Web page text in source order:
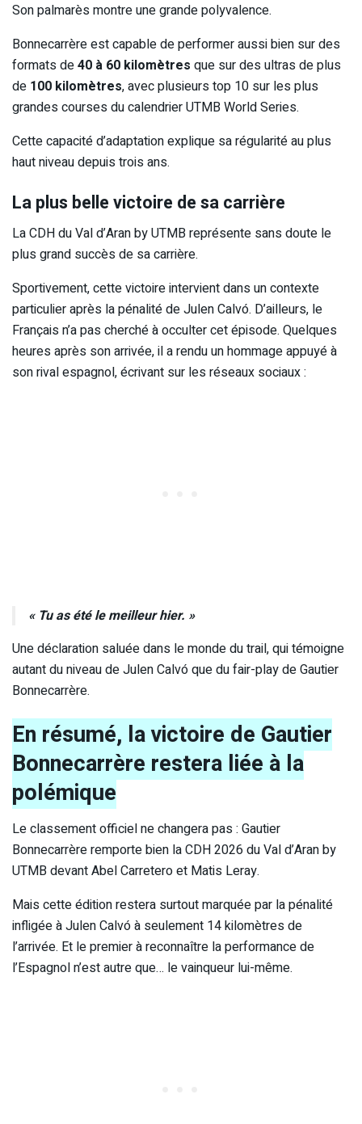
Son palmarès montre une grande polyvalence.
Bonnecarrère est capable de performer aussi bien sur des
formats de40 à 60 kilomètres que sur des ultras de plus
de 100 kilomètres, avec plusieurs top 10 sur les plus
grandes courses du calendrier UTMB World Series.
Cette capacité d’adaptation explique sa régularité au plus
haut niveau depuis trois ans.
La plus belle victoire de sa carrière
La CDH du Val d’Aran by UTMB représente sans doute le
plus grand succès de sa carrière.
Sportivement, cette victoire intervient dans un contexte
particulier après la pénalité de Julen Calvó. D’ailleurs, le
Français n’a pas cherché à occulter cet épisode. Quelques
heures après son arrivée, il a rendu un hommage appuyé à
son rival espagnol, écrivant sur les réseaux sociaux :
« Tu as été le meilleur hier. »
Une déclaration saluée dans le monde du trail, qui témoigne
autant du niveau de Julen Calvó que du fair-play de Gautier
Bonnecarrère.
En résumé, la victoire de Gautier
Bonnecarrère restera liée à la
polémique
Le classement officiel ne changera pas : Gautier
Bonnecarrère remporte bien la CDH 2026 du Val d’Aran by
UTMB devant Abel Carretero et Matis Leray.
Mais cette édition restera surtout marquée par la pénalité
infligée à Julen Calvó à seulement 14 kilomètres de
l’arrivée. Et le premier à reconnaître la performance de
l’Espagnol n’est autre que… le vainqueur lui-même.